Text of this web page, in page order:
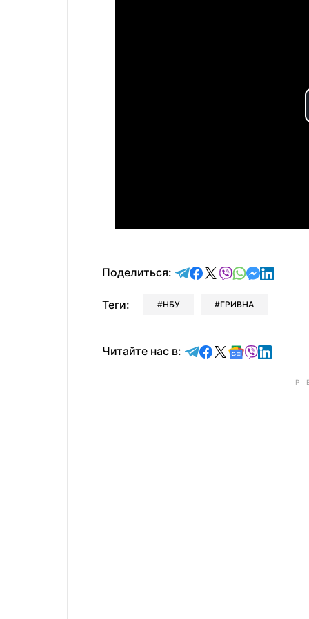
Поделиться: отправить в Telegram
поделиться в
поделиться в X
отправить в
отправить
Теги: НБУ ГРИВНА
Читайте нас в: Читайте в Telegram
Читайте в
Читайте в X
Читайте в
Читайте